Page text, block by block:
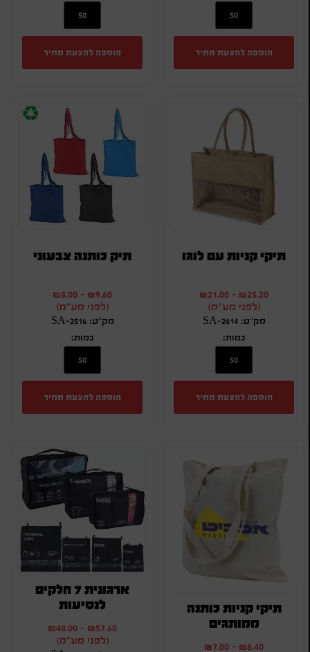
הוספה להצעת מחיר הוספה להצעת מחיר
תיקי קניות עם לוגו
₪25.20
-
₪21.00
(לפני מע"מ)
מק"ט: SA-2614
כמות:
הוספה להצעת מחיר
תיק כותנה צבעוני
₪9.60
-
₪8.00
(לפני מע"מ)
מק"ט: SA-2516
כמות:
הוספה להצעת מחיר
תיקי קניות כותנה
ממותגים
₪8.40
-
₪7.00
ארגונית 7 חלקים
לנסיעות
₪57.60
-
₪48.00
(לפני מע"מ)